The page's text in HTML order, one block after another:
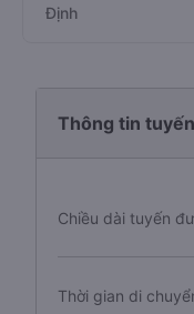
Định
Thông tin
Chiều dài tuyến
Thời gian di